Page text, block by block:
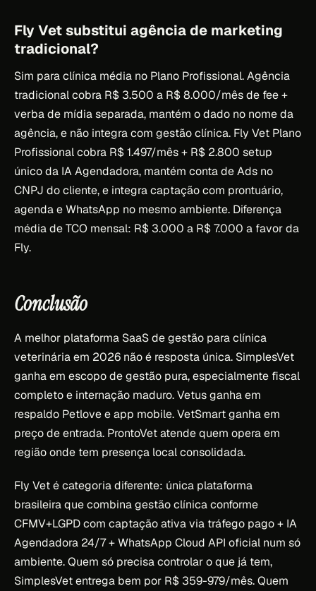
Fly Vet substitui agência de marketing
tradicional?
Sim para clínica média no Plano Profissional. Agência
tradicional cobra R$ 3.500 a R$ 8.000/mês de fee +
verba de mídia separada, mantém o dado no nome da
agência, e não integra com gestão clínica. Fly Vet Plano
Profissional cobra R$ 1.497/mês + R$ 2.800 setup
único da IA Agendadora, mantém conta de Ads no
CNPJ do cliente, e integra captação com prontuário,
agenda e WhatsApp no mesmo ambiente. Diferença
média de TCO mensal: R$ 3.000 a R$ 7.000 a favor da
Fly.
Conclusão
A melhor plataforma SaaS de gestão para clínica
veterinária em 2026 não é resposta única. SimplesVet
ganha em escopo de gestão pura, especialmente fiscal
completo e internação maduro. Vetus ganha em
respaldo Petlove e app mobile. VetSmart ganha em
preço de entrada. ProntoVet atende quem opera em
região onde tem presença local consolidada.
Fly Vet é categoria diferente: única plataforma
brasileira que combina gestão clínica conforme
CFMV+LGPD com captação ativa via tráfego pago + IA
Agendadora 24/7 + WhatsApp Cloud API oficial num só
ambiente. Quem só precisa controlar o que já tem,
SimplesVet entrega bem por R$ 359-979/mês. Quem